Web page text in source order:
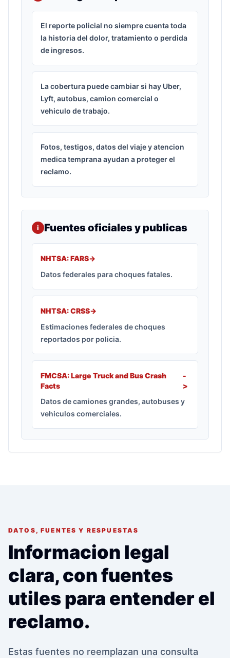
El reporte policial no siempre cuenta toda
la historia del dolor, tratamiento o perdida
de ingresos.
La cobertura puede cambiar si hay Uber,
Lyft, autobus, camion comercial o
vehiculo de trabajo.
Fotos, testigos, datos del viaje y atencion
medica temprana ayudan a proteger el
reclamo.
i Fuentes oficiales y publicas
NHTSA: FARS->
Datos federales para choques fatales.
NHTSA: CRSS->
Estimaciones federales de choques
reportados por policia.
FMCSA: Large Truck and Bus Crash
Facts
-
>
Datos de camiones grandes, autobuses y
vehiculos comerciales.
DATOS, FUENTES Y RESPUESTAS
Informacion legal
clara, con fuentes
utiles para entender el
reclamo.
Estas fuentes no reemplazan una consulta